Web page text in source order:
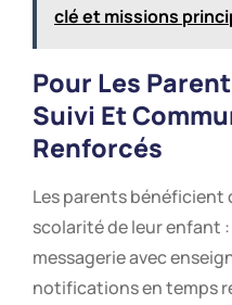
clé et missions
Pour Les
Suivi Et
Renforcés
Les parents bénéficient
scolarité de leur enfant
messagerie avec
notifications en temps